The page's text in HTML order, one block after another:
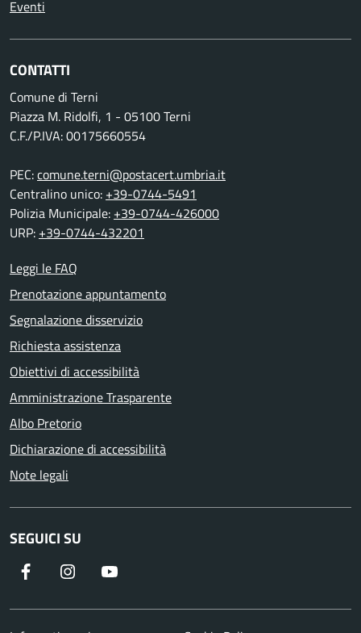
Eventi
CONTATTI
Comune di Terni
Piazza M. Ridolfi, 1 - 05100 Terni
C.F./P.IVA: 00175660554
PEC:comune.terni@postacert.umbria.it
Centralino unico: +39-0744-5491
Polizia Municipale: +39-0744-426000
URP: +39-0744-432201
Leggi le FAQ
Prenotazione appuntamento
Segnalazione disservizio
Richiesta assistenza
Obiettivi di accessibilità
Amministrazione Trasparente
Albo Pretorio
Dichiarazione di accessibilità
Note legali
SEGUICI SU